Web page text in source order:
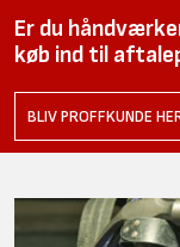
Er du
køb ind til
BLIV PROFFKUNDE